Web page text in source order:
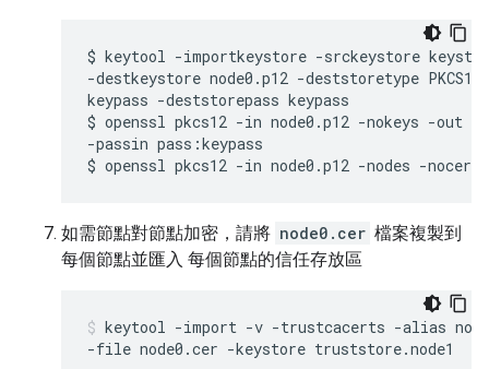
$ keytool -importkeystore -srckeystore
-destkeystore node0.p12 -deststoretype
keypass -deststorepass keypass
$ openssl pkcs12 -in node0.p12 -nokeys -out
-passin pass:keypass
$ openssl pkcs12 -in node0.p12 -nodes -
如需節點對節點加密，請將 node0.cer 檔案複製到
每個節點並匯入 每個節點的信任存放區
keytool -import -v -trustcacerts -alias
-file node0.cer -keystore truststore.node1